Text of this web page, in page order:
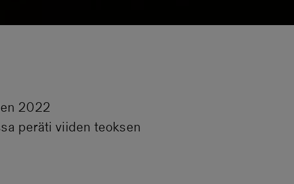
2022
peräti viiden teoksen